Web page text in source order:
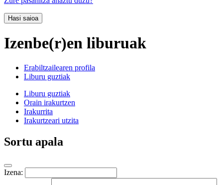
Hasi saioa
Izenbe(r)en liburuak
Erabiltzailearen profila
Liburu guztiak
Liburu guztiak
Orain irakurtzen
Irakurrita
Irakurtzeari utzita
Sortu apala
Izena: